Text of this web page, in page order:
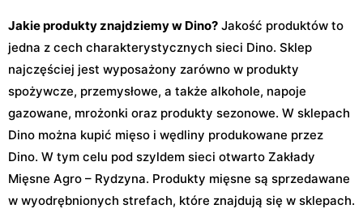
Jakie produkty znajdziemy w Dino? Jakość produktów to
jedna z cech charakterystycznych sieci Dino. Sklep
najczęściej jest wyposażony zarówno w produkty
spożywcze, przemysłowe, a także alkohole, napoje
gazowane, mrożonki oraz produkty sezonowe. W sklepach
Dino można kupić mięso i wędliny produkowane przez
Dino. W tym celu pod szyldem sieci otwarto Zakłady
Mięsne Agro – Rydzyna. Produkty mięsne są sprzedawane
w wyodrębnionych strefach, które znajdują się w sklepach.